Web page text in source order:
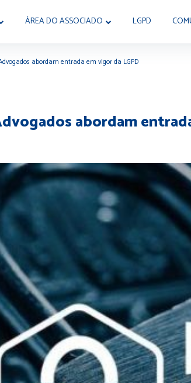
ÁREA DO ASSOCIADO LGPD
abordam entrada em vigor da LGPD
abordam